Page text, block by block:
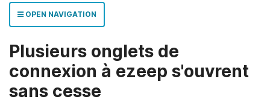
OPEN NAVIGATION
Plusieurs onglets de
connexion à ezeep s'ouvrent
sans cesse